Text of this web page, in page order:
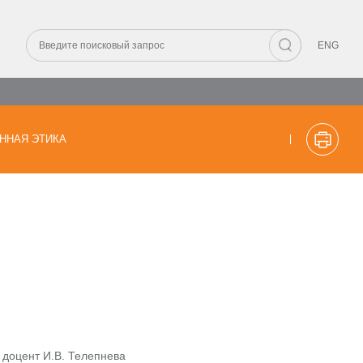
ENG
ЭТИКА
доцент И.В. Телепнева